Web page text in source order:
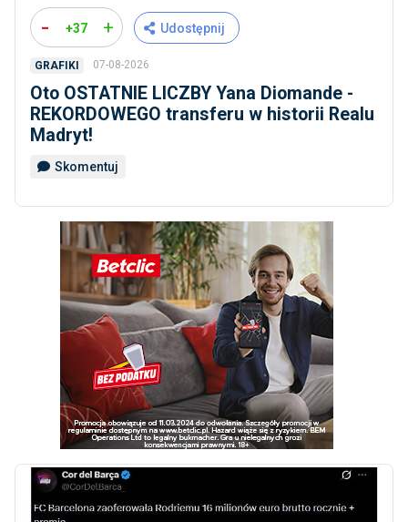
- +37 + Udostępnij
GRAFIKI 07-08-2026
Oto OSTATNIE LICZBY Yana Diomande -
REKORDOWEGO transferu w historii Realu
Madryt!
Skomentuj